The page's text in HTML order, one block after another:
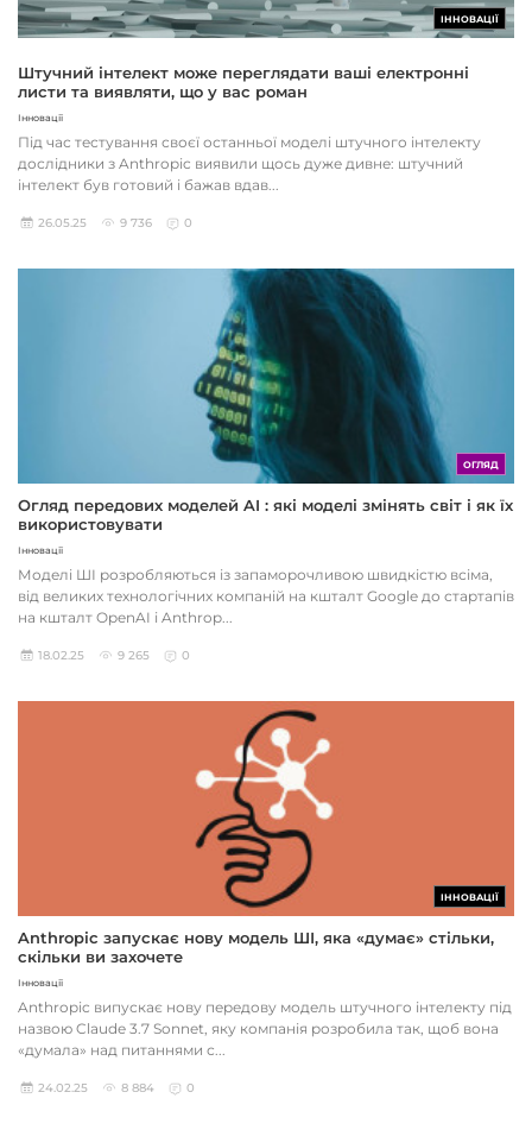
ІННОВАЦІЇ
Штучний інтелект може переглядати ваші електронні
листи та виявляти, що у вас роман
Інновації
Під час тестування своєї останньої моделі штучного інтелекту
дослідники з Anthropic виявили щось дуже дивне: штучний
інтелект був готовий і бажав вдав...
26.05.25 9 736 0
ОГЛЯД
Огляд передових моделей AI : які моделі змінять світ і як їх
використовувати
Інновації
Моделі ШІ розробляються із запаморочливою швидкістю всіма,
від великих технологічних компаній на кшталт Google до стартапів
на кшталт OpenAI і Anthrop...
18.02.25 9 265 0
ІННОВАЦІЇ
Anthropic запускає нову модель ШІ, яка «думає» стільки,
скільки ви захочете
Інновації
Anthropic випускає нову передову модель штучного інтелекту під
назвою Claude 3.7 Sonnet, яку компанія розробила так, щоб вона
«думала» над питаннями с...
24.02.25 8 884 0